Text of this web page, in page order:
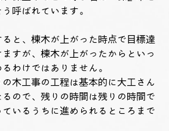
呼ばれています。
ると、棟木が上がった時点で目標達
すが、棟木が上がったからといっ
わけではありません。
木工事の工程は基本的に大工さん
ので、残りの時間は残りの時間で
いるうちに進められるところまで